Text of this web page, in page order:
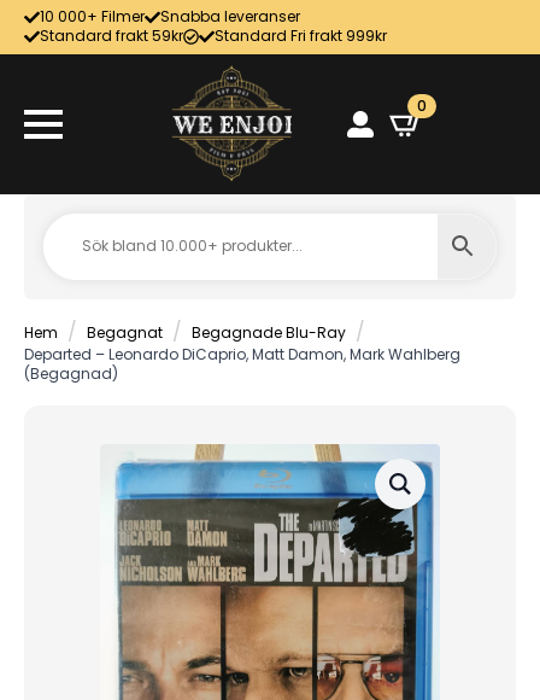
10 000+ Filmer
Snabba leveranser
Standard frakt 59kr
Standard Fri frakt 999kr
0
Hem Begagnat
Begagnade Blu-Ray
Departed – Leonardo DiCaprio, Matt Damon, Mark Wahlberg
(Begagnad)